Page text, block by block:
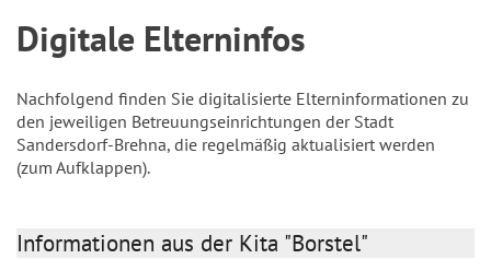
Digitale Elterninfos
Nachfolgend finden Sie digitalisierte Elterninformationen zu
den jeweiligen Betreuungseinrichtungen der Stadt
Sandersdorf-Brehna, die regelmäßig aktualisiert werden
(zum Aufklappen).
Informationen aus der Kita "Borstel"